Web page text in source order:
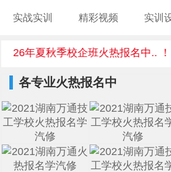
实战实训 精彩视频 实训
年夏秋季校企班火热报名中.. ！
各专业火热报名中